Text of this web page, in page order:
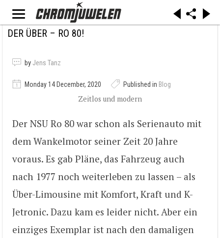
DER ÜBER – RO 80!
by Jens Tanz
Monday 14 December, 2020 Published in Blog
Zeitlos und modern
Der NSU Ro 80 war schon als Serienauto mit
dem Wankelmotor seiner Zeit 20 Jahre
voraus. Es gab Pläne, das Fahrzeug auch
nach 1977 noch weiterleben zu lassen – als
Über-Limousine mit Komfort, Kraft und K-
Jetronic. Dazu kam es leider nicht. Aber ein
einziges Exemplar ist nach den damaligen